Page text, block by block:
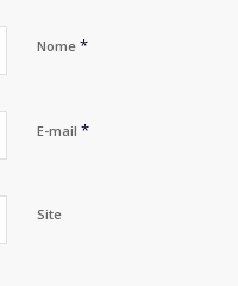
Nome *
E-mail *
Site